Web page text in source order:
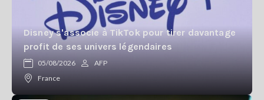
Disney s'associe à TikTok pour tirer davantage
profit de ses univers légendaires
05/08/2026
AFP
France